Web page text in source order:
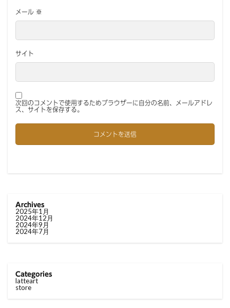
メール ※
サイト
次回のコメントで使用するためブラウザーに自分の名前、メールアドレ
ス、サイトを保存する。
Archives
2025年1月
2024年12月
2024年9月
2024年7月
Categories
latteart
store